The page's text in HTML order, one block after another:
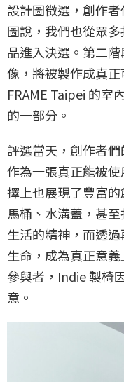
設計圖徵選，創作
圖說，我們也從眾
品進入決選。第二
像，將被製作成真
FRAME Taipei 的室
的一部分。
評選當天，創作者
作為一張真正能被
擇上也展現了豐富
馬桶、水溝蓋，甚
生活的精神，而透
生命，成為真正意
參與者，Indie 製椅
意。